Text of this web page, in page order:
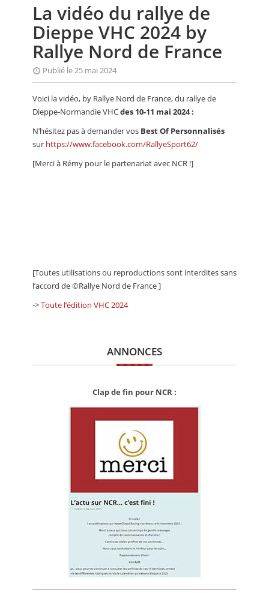
ANNUAIRES
PETITES ANNONCES
La vidéo du rallye de
Dieppe VHC 2024 by
Rallye Nord de France
Publié le 25 mai 2024
Voici la vidéo, by Rallye Nord de France, du rallye de
Dieppe-Normandie VHCdes 10-11 mai 2024 :
N’hésitez pas à demander vos Best Of Personnalisés
sur https://www.facebook.com/RallyeSport62/
[Merci à Rémy pour le partenariat avec NCR !]
[Toutes utilisations ou reproductions sont interdites sans
l’accord de ©Rallye Nord de France ]
->Toute l’édition VHC 2024
ANNONCES
Clap de fin pour NCR :